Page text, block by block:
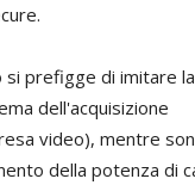
prefigge di imitare
dell'acquisizione
video), mentre
della potenza di